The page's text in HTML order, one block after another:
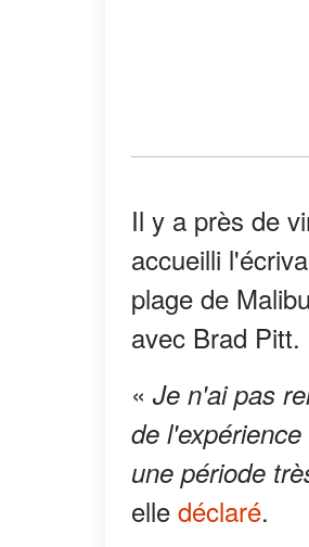
Il y a près de
accueilli
plage de
avec Brad Pitt.
« Je n'ai pas
de
une période
elle déclaré.